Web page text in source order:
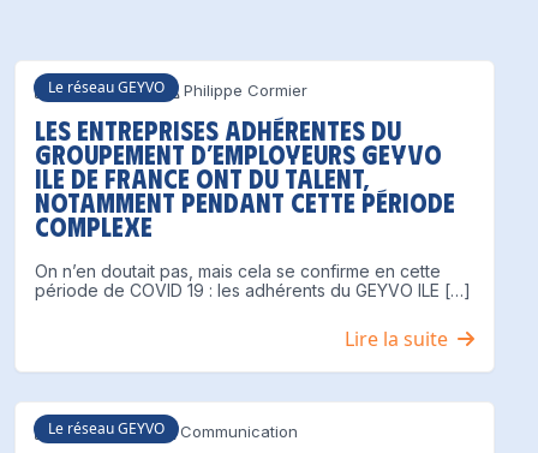
Le réseau GEYVO
26 mai 2020 Philippe Cormier
Les entreprises adhérentes du
groupement d’employeurs GEYVO
ILE DE FRANCE ont du talent,
notamment pendant cette période
complexe
On n’en doutait pas, mais cela se confirme en cette
période de COVID 19 : les adhérents du GEYVO ILE […]
Lire la suite
Le réseau GEYVO
18 mai 2020 Communication